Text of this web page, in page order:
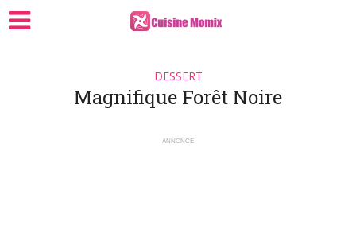
DESSERT
Magnifique Forêt Noire
ANNONCE